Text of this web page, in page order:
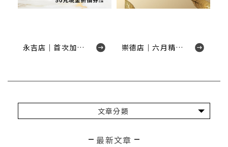
永吉店｜首次加入LINE好友享折扣 崇德店｜六月精選特惠
文章分類
最新文章